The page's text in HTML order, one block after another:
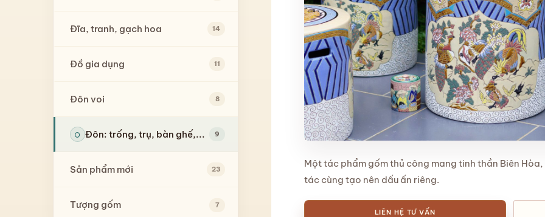
Đĩa, tranh, gạch hoa 14
Đồ gia dụng 11
Đôn voi 8
Đôn: trống, trụ, bàn ghế,... 9
Sản phẩm mới 23
Tượng gốm 7
Một tác phẩm gốm thủ công mang tinh thần Biên
tác cùng tạo nên dấu ấn riêng.
LIÊN HỆ TƯ VẤN